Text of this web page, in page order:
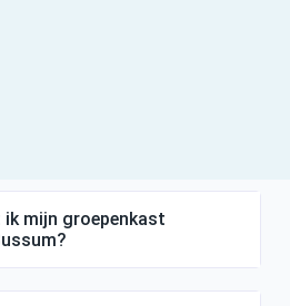
ik mijn groepenkast